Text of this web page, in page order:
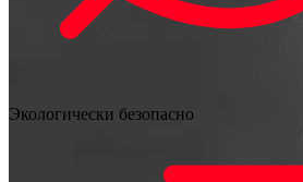
Экологически безопасно